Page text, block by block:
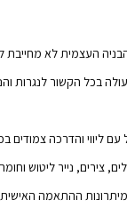
העצמית לא
בכל הקשור לנגרות
ליווי והדרכה צמודים
נייר ליטוש וחומר
ההתאמה האישית